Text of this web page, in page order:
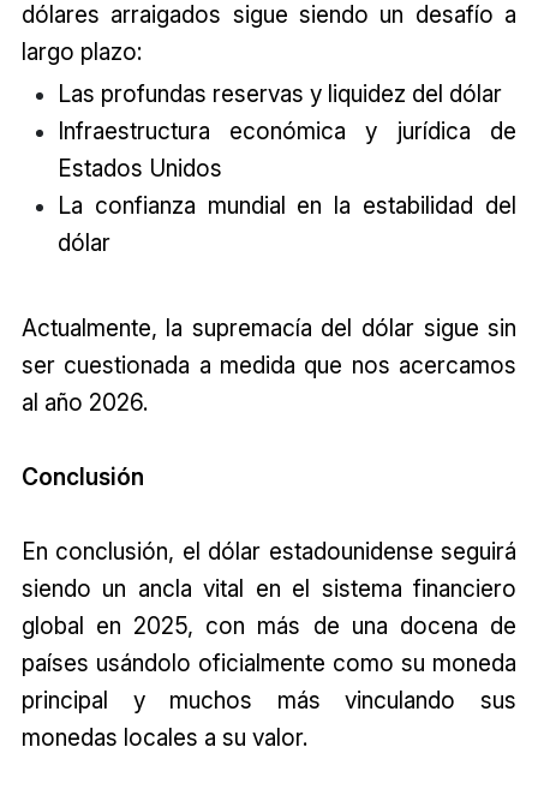
dólares arraigados sigue siendo un desafío a
largo plazo:
Las profundas reservas y liquidez del dólar
Infraestructura económica y jurídica de
Estados Unidos
La confianza mundial en la estabilidad del
dólar
Actualmente, la supremacía del dólar sigue sin
ser cuestionada a medida que nos acercamos
al año 2026.
Conclusión
En conclusión, el dólar estadounidense seguirá
siendo un ancla vital en el sistema financiero
global en 2025, con más de una docena de
países usándolo oficialmente como su moneda
principal y muchos más vinculando sus
monedas locales a su valor.